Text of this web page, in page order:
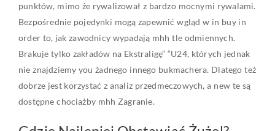
punktów, mimo że rywalizował z bardzo mocnymi rywalami.
Bezpośrednie pojedynki mogą zapewnić wgląd w in buy in
order to, jak zawodnicy wypadają mhh tle odmiennych.
Brakuje tylko zakładów na Ekstraligę” “U24, których jednak
nie znajdziemy you żadnego innego bukmachera. Dlatego też
dobrze jest korzystać z analiz przedmeczowych, a new te są
dostępne chociażby mhh Zagranie.